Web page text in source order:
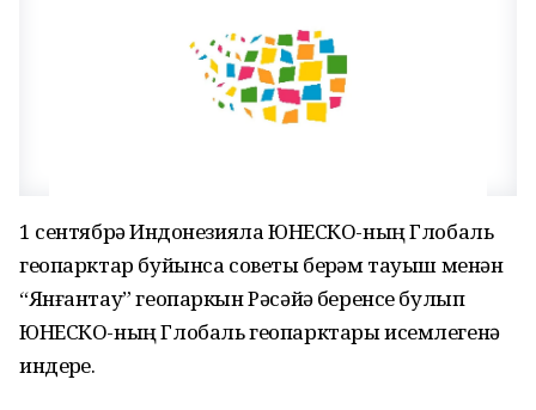
1 сентябрҙә Индонезияла ЮНЕСКО-ның Глобаль
геопарктар буйынса советы берҙәм тауыш менән
“Янғантау” геопаркын Рәсәйҙә беренсе булып
ЮНЕСКО-ның Глобаль геопарктары исемлегенә
индерҙе.